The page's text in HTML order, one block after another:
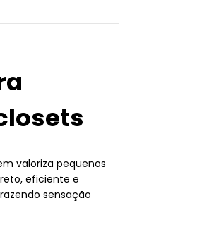
valoriza pequenos
eficiente e
sensação